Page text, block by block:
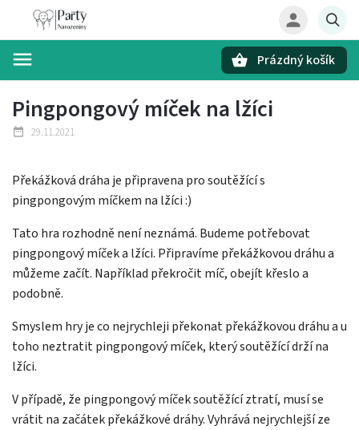
Prázdný košík
Pingpongový míček na lžíci
29.11.2021
Překážková dráha je připravena pro soutěžící s
pingpongovým míčkem na lžíci :)
Tato hra rozhodně není neznámá. Budeme potřebovat
pingpongový míček a lžíci. Připravíme překážkovou dráhu a
můžeme začít. Například překročit míč, obejít křeslo a
podobně.
Smyslem hry je co nejrychleji překonat překážkovou dráhu a u
toho neztratit pingpongový míček, který soutěžící drží na
lžíci.
V případě, že pingpongový míček soutěžící ztratí, musí se
vrátit na začátek překážkové dráhy. Vyhrává nejrychlejší ze